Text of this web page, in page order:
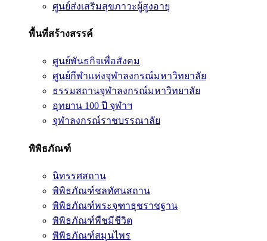
ศูนย์ส่งเสริมสุขภาวะผู้สูงอายุ
พื้นที่สร้างสรรค์
ศูนย์พันธกิจเพื่อสังคม
ศูนย์กีฬาแห่งจุฬาลงกรณ์มหาวิทยาลัย
ธรรมสถานจุฬาลงกรณ์มหาวิทยาลัย
อุทยาน 100 ปี จุฬาฯ
จุฬาลงกรณ์ราชบรรณาลัย
พิพิธภัณฑ์
นิทรรศสถาน
พิพิธภัณฑ์ชลทัศนสถาน
พิพิธภัณฑ์พระจุฑาธุชราชฐาน
พิพิธภัณฑ์พืชมีชีวิต
พิพิธภัณฑ์สมุนไพร